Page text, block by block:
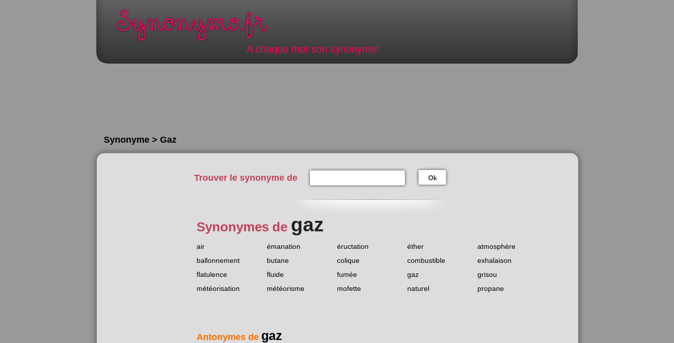
A chaque mot son synonyme!
Synonyme > Gaz
Trouver le synonyme de Ok
Synonymes de gaz
air émanation éructation éther
atmosphère
ballonnement
butane colique combustible
exhalaison
flatulence
fluide fumée gaz
grisou
météorisation
météorisme mofette naturel propane
Antonymes de gaz